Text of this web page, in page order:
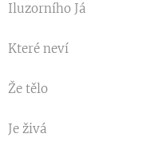
Iluzorního Já
Které neví
Že tělo
Je živá